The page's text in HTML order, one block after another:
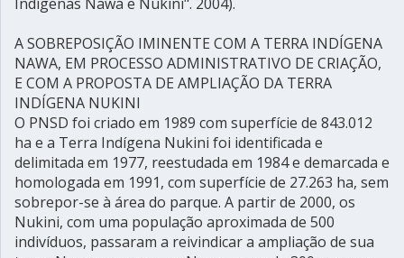
A SOBREPOSIÇÃO IMINENTE COM A TERRA INDÍGENA
NAWA, EM PROCESSO ADMINISTRATIVO DE CRIAÇÃO,
E COM A PROPOSTA DE AMPLIAÇÃO DA TERRA
INDÍGENA NUKINI
O PNSD foi criado em 1989 com superfície de 843.012
ha e a Terra Indígena Nukini foi identificada e
delimitada em 1977, reestudada em 1984 e demarcada e
homologada em 1991, com superfície de 27.263 ha, sem
sobrepor-se à área do parque. A partir de 2000, os
Nukini, com uma população aproximada de 500
indivíduos, passaram a reivindicar a ampliação de sua